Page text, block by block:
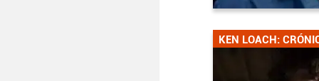
KEN LOACH: